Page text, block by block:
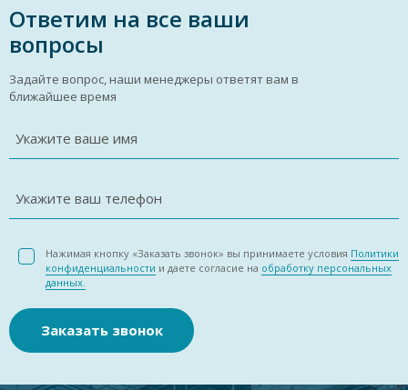
Ответим на все ваши
вопросы
Задайте вопрос, наши менеджеры ответят вам в
ближайшее время
Укажите ваше имя
Укажите ваш телефон
Нажимая кнопку «Заказать звонок» вы принимаете условия Политики
конфиденциальности и даете согласие на обработку персональных
данных.
Заказать звонок